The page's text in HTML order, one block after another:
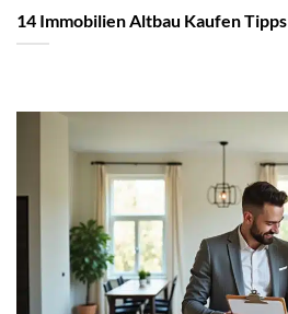
14 Immobilien Altbau Kaufen Tipps